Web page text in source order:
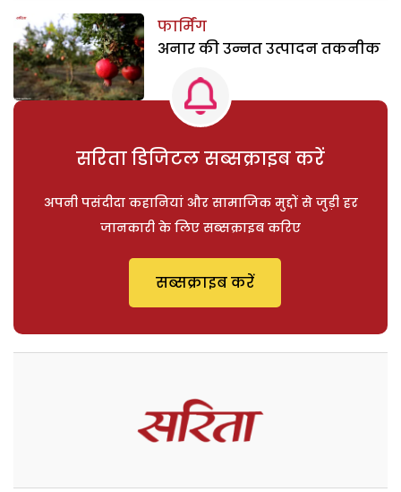
फार्मिंग
अनार की उन्नत उत्पादन तकनीक
सरिता डिजिटल सब्सक्राइब करें
अपनी पसंदीदा कहानियां और सामाजिक मुद्दों से जुड़ी हर
जानकारी के लिए सब्सक्राइब करिए
सब्सक्राइब करें